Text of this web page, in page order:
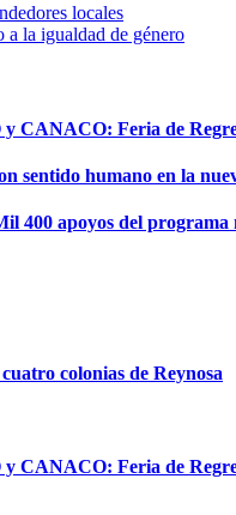
locales
la igualdad de género
CANACO: Feria de
sentido humano en la
400 apoyos del
colonias de Reynosa
CANACO: Feria de